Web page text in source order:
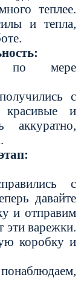
теплее.
и тепла,
по мере
с
и
аккуратно,
с
давайте
и отправим
эти варежки.
коробку и